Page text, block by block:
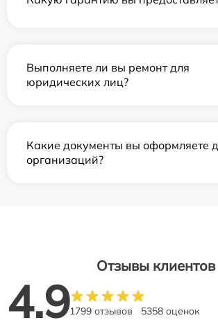
Выполняете ли вы ремонт для
юридических лиц?
Какие документы вы оформляете
организаций?
Отзывы клиентов
4.91799 отзывов 5358 оценок